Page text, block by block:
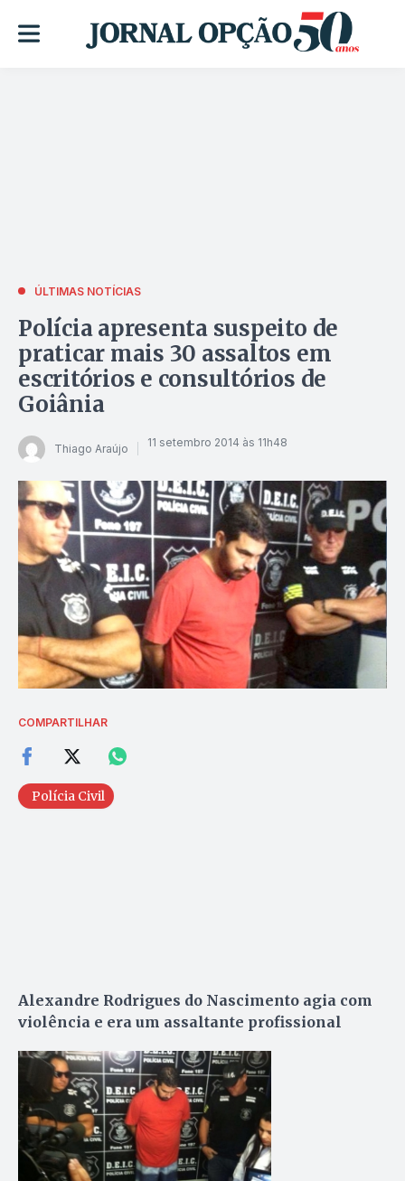
ÚLTIMAS NOTÍCIAS
Polícia apresenta suspeito de
praticar mais 30 assaltos em
escritórios e consultórios de
Goiânia
Thiago Araújo 11 setembro 2014 às 11h48
COMPARTILHAR
Polícia Civil
Alexandre Rodrigues do Nascimento agia com
violência e era um assaltante profissional